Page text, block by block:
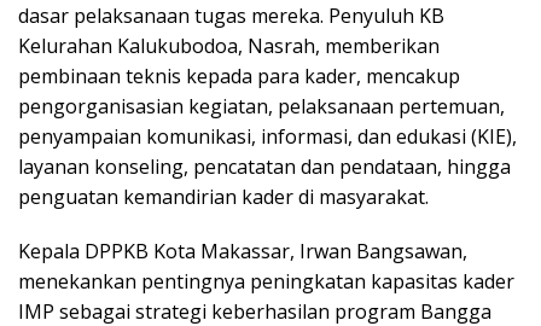
dasar pelaksanaan tugas mereka. Penyuluh KB
Kelurahan Kalukubodoa, Nasrah, memberikan
pembinaan teknis kepada para kader, mencakup
pengorganisasian kegiatan, pelaksanaan pertemuan,
penyampaian komunikasi, informasi, dan edukasi (KIE),
layanan konseling, pencatatan dan pendataan, hingga
penguatan kemandirian kader di masyarakat.
Kepala DPPKB Kota Makassar, Irwan Bangsawan,
menekankan pentingnya peningkatan kapasitas kader
IMP sebagai strategi keberhasilan program Bangga